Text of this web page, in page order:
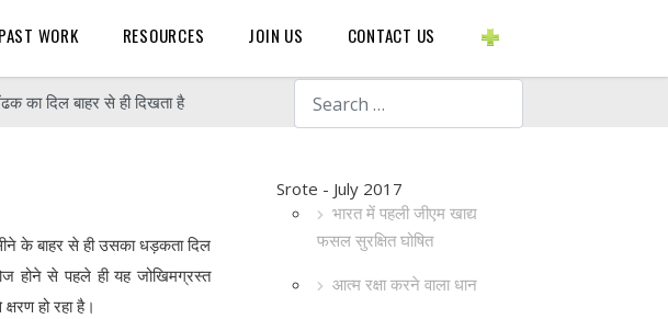
Search
PAST WORK RESOURCES JOIN US CONTACT US
का दिल बाहर से ही दिखता है
Srote - July 2017
भारत में पहली जीएम खाद्य
फसल सुरक्षित घोषित
आत्म रक्षा करने वाला धान
के बाहर से ही उसका धड़कता दिल
से पहले ही यह जोखिमग्रस्त
हो रहा है।